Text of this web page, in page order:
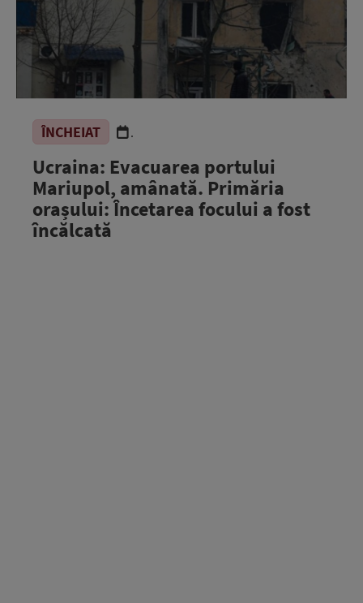
ÎNCHEIAT .
Ucraina: Evacuarea portului
Mariupol, amânată. Primăria
orașului: Încetarea focului a fost
încălcată